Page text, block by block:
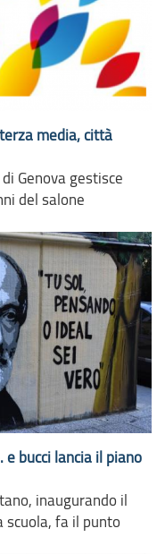
media, città
Genova gestisce
del salone
bucci lancia il piano
inaugurando il
scuola, fa il punto